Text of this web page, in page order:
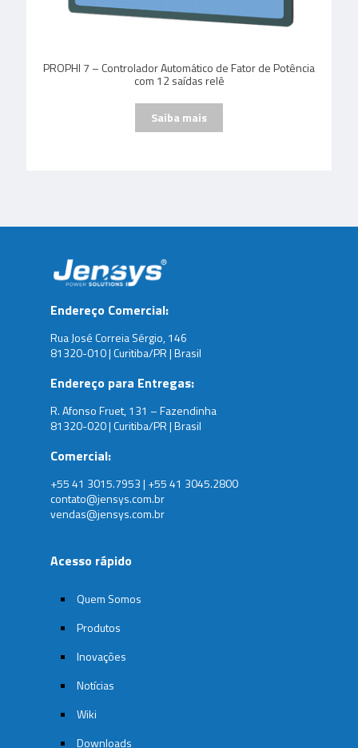
PROPHI 7 – Controlador Automático de Fator de Potência
com 12 saídas relê
Endereço Comercial:
Rua José Correia Sérgio, 146
81320-010 | Curitiba/PR | Brasil
Endereço para Entregas:
R. Afonso Fruet, 131 – Fazendinha
81320-020 | Curitiba/PR | Brasil
Comercial:
+55 41 3015.7953 | +55 41 3045.2800
contato@jensys.com.br
vendas@jensys.com.br
Acesso rápido
Quem Somos
Produtos
Inovações
Notícias
Wiki
Downloads